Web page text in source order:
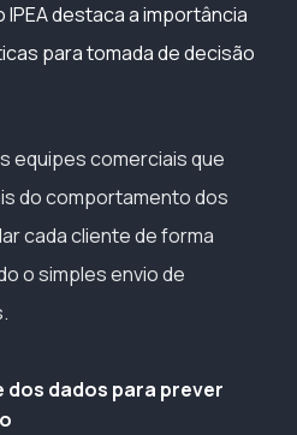
IPEA destaca a importância
para tomada de decisão
equipes comerciais que
do comportamento dos
cada cliente de forma
o simples envio de
dos dados para prever